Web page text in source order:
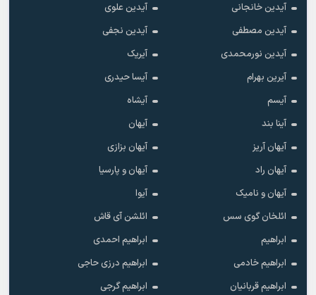
آیدین خانجانی
آیدین علوی
آیدین مصطفی
آیدین نجفی
آیدین نورمحمدی
آیریک
آیرین بهرام
آیسا حیدری
آیسم
آیشاه
آینا بند
آیهان
آیهان آریز
آیهان بزازی
آیهان راد
آیهان و پارسیا
آیهان و نامیک
آیوا
ائلخان گوی سس
ائلشن آی قاش
ابراهیم
ابراهیم احمدی
ابراهیم خادمی
ابراهیم درزی حاجی
ابراهیم قربانیان
ابراهیم گرجی